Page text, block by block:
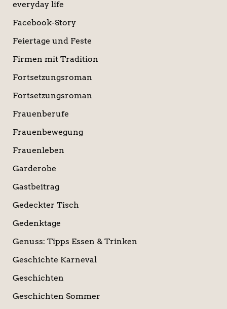
everyday life
Facebook-Story
Feiertage und Feste
Firmen mit Tradition
Fortsetzungsroman
Fortsetzungsroman
Frauenberufe
Frauenbewegung
Frauenleben
Garderobe
Gastbeitrag
Gedeckter Tisch
Gedenktage
Genuss: Tipps Essen & Trinken
Geschichte Karneval
Geschichten
Geschichten Sommer